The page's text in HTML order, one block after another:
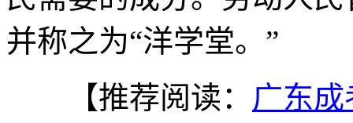
并称之为“洋学堂。”
【推荐阅读： 广东